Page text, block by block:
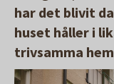
har det blivit
huset håller i
trivsamma